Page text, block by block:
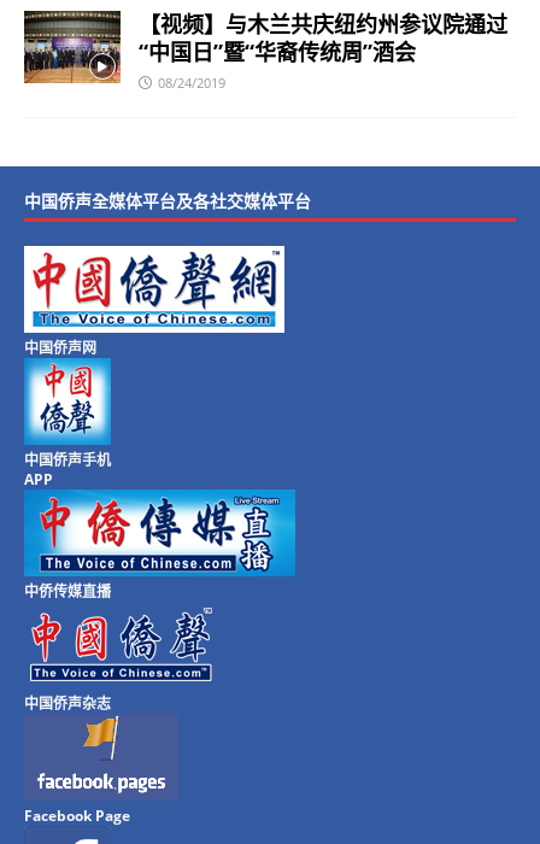
【视频】与木兰共庆纽约州参议院通过
“中国日”暨“华裔传统周”酒会
08/24/2019
中国侨声全媒体平台及各社交媒体平台
中国侨声网
中国侨声手机
APP
中侨传媒直播
中国侨声杂志
Facebook Page